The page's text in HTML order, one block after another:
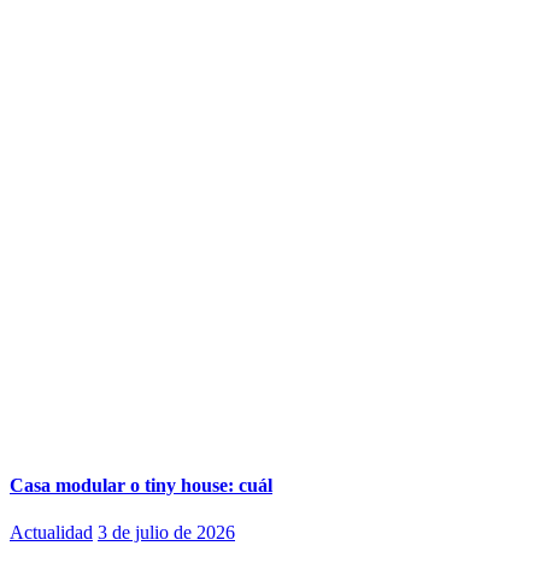
Casa modular o tiny house: cuál
Actualidad 3 de julio de 2026